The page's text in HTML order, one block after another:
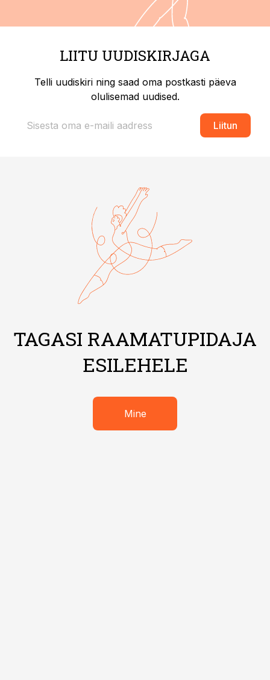
LIITU UUDISKIRJAGA
Telli uudiskiri ning saad oma postkasti päeva
olulisemad uudised.
Liitun
TAGASI RAAMATUPIDAJA
ESILEHELE
Mine